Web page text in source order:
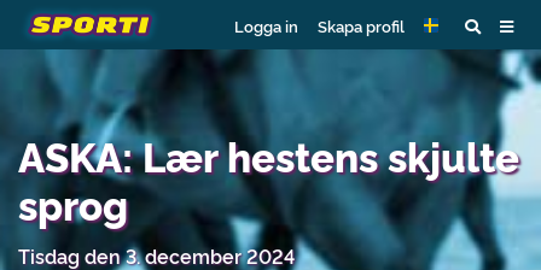
Logga in Skapa profil
ASKA: Lær hestens skjulte
sprog
Tisdag den 3. december 2024